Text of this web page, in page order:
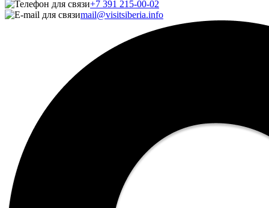
+7 391 215-00-02
mail@visitsiberia.info